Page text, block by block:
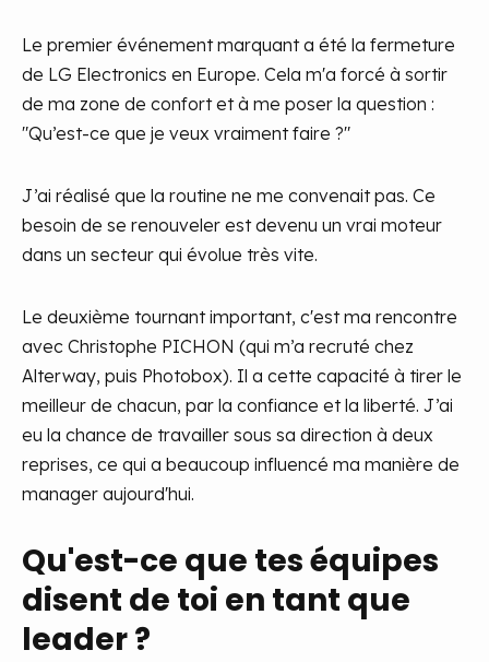
Le premier événement marquant a été la fermeture
de LG Electronics en Europe. Cela m'a forcé à sortir
de ma zone de confort et à me poser la question :
"Qu’est-ce que je veux vraiment faire ?"
J’ai réalisé que la routine ne me convenait pas. Ce
besoin de se renouveler est devenu un vrai moteur
dans un secteur qui évolue très vite.
Le deuxième tournant important, c'est ma rencontre
avec Christophe PICHON (qui m’a recruté chez
Alterway, puis Photobox). Il a cette capacité à tirer le
meilleur de chacun, par la confiance et la liberté. J’ai
eu la chance de travailler sous sa direction à deux
reprises, ce qui a beaucoup influencé ma manière de
manager aujourd'hui.
Qu'est-ce que tes équipes
disent de toi en tant que
leader ?